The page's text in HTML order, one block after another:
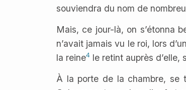
souviendra du nom de
Mais, ce jour-là, on s’étonna
n’avait jamais vu le roi, lors
la reine4 le retint auprès d’elle,
À la porte de la chambre, se